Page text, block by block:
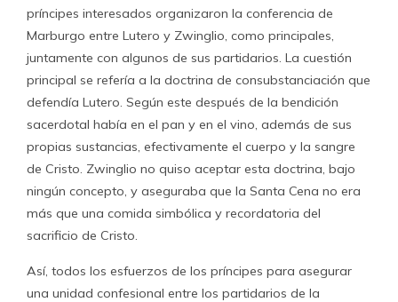
príncipes interesados organizaron la conferencia de
Marburgo entre Lutero y Zwinglio, como principales,
juntamente con algunos de sus partidarios. La cuestión
principal se refería a la doctrina de consubstanciación que
defendía Lutero. Según este después de la bendición
sacerdotal había en el pan y en el vino, además de sus
propias sustancias, efectivamente el cuerpo y la sangre
de Cristo. Zwinglio no quiso aceptar esta doctrina, bajo
ningún concepto, y aseguraba que la Santa Cena no era
más que una comida simbólica y recordatoria del
sacrificio de Cristo.
Así, todos los esfuerzos de los príncipes para asegurar
una unidad confesional entre los partidarios de la